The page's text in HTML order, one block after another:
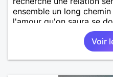
ensemble un long
l'amour qu'on saura se
Voir